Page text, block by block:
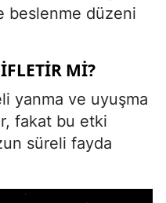
beslenme düzeni
MI?
yanma ve uyuşma
fakat bu etki
süreli fayda